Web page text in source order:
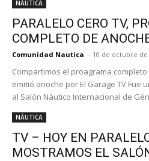
NÁUTICA
PARALELO CERO TV,
COMPLETO DE
Comunidad Nautica - 10 de octubre de
Compartimos el proagrama
emitió anoche por El Garage TV Fue
al Salón Náutico Internacional de
NÁUTICA
TV – HOY EN
MOSTRAMOS EL